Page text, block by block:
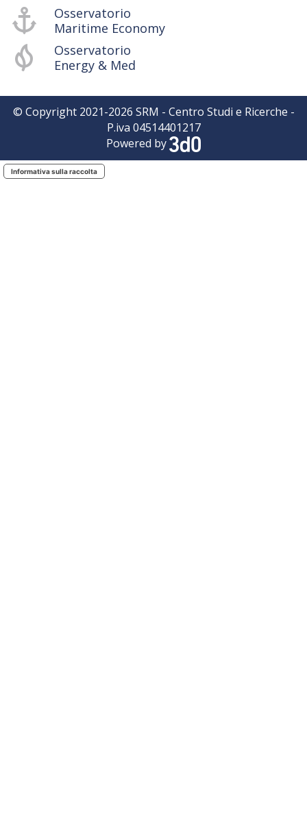
Osservatorio
Maritime Economy
Osservatorio
Energy & Med
© Copyright 2021-2026 SRM - Centro Studi e Ricerche -
P.iva 04514401217
Powered by
Informativa sulla raccolta